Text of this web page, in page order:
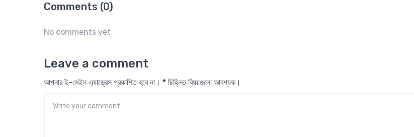
Comments (0)
No comments yet
Leave a comment
আপনার ই-মেইল এ্যাড্রেস প্রকাশিত হবে না। * চিহ্নিত বিষয়গুলো আবশ্যক।